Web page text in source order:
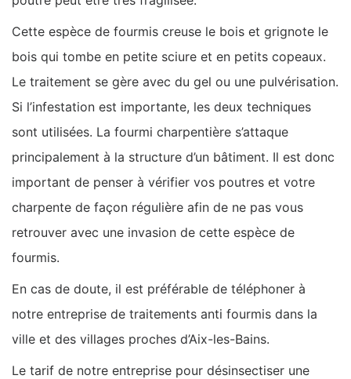
Cette espèce de fourmis creuse le bois et grignote le
bois qui tombe en petite sciure et en petits copeaux.
Le traitement se gère avec du gel ou une pulvérisation.
Si l’infestation est importante, les deux techniques
sont utilisées. La fourmi charpentière s’attaque
principalement à la structure d’un bâtiment. Il est donc
important de penser à vérifier vos poutres et votre
charpente de façon régulière afin de ne pas vous
retrouver avec une invasion de cette espèce de
fourmis.
En cas de doute, il est préférable de téléphoner à
notre entreprise de traitements anti fourmis dans la
ville et des villages proches d’Aix-les-Bains.
Le tarif de notre entreprise pour désinsectiser une